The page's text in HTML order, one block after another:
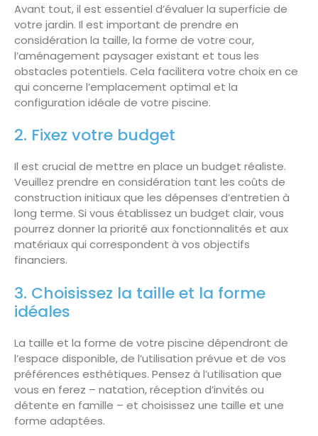
Avant tout, il est essentiel d’évaluer la superficie de
votre jardin. Il est important de prendre en
considération la taille, la forme de votre cour,
l’aménagement paysager existant et tous les
obstacles potentiels. Cela facilitera votre choix en ce
qui concerne l’emplacement optimal et la
configuration idéale de votre piscine.
2. Fixez votre budget
Il est crucial de mettre en place un budget réaliste.
Veuillez prendre en considération tant les coûts de
construction initiaux que les dépenses d’entretien à
long terme. Si vous établissez un budget clair, vous
pourrez donner la priorité aux fonctionnalités et aux
matériaux qui correspondent à vos objectifs
financiers.
3. Choisissez la taille et la forme
idéales
La taille et la forme de votre piscine dépendront de
l’espace disponible, de l’utilisation prévue et de vos
préférences esthétiques. Pensez à l’utilisation que
vous en ferez – natation, réception d’invités ou
détente en famille – et choisissez une taille et une
forme adaptées.